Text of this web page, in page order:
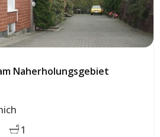
Naherholungsgebiet
1